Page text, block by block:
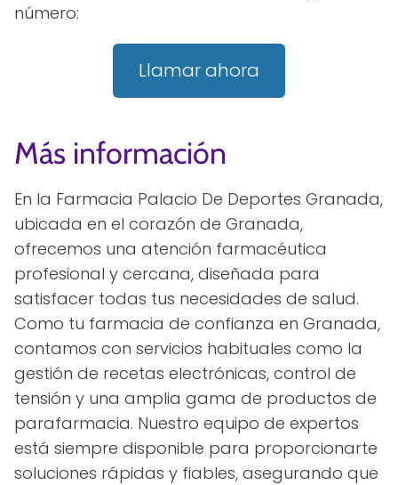
número:
Llamar ahora
Más información
En la Farmacia Palacio De Deportes Granada,
ubicada en el corazón de Granada,
ofrecemos una atención farmacéutica
profesional y cercana, diseñada para
satisfacer todas tus necesidades de salud.
Como tu farmacia de confianza en Granada,
contamos con servicios habituales como la
gestión de recetas electrónicas, control de
tensión y una amplia gama de productos de
parafarmacia. Nuestro equipo de expertos
está siempre disponible para proporcionarte
soluciones rápidas y fiables, asegurando que